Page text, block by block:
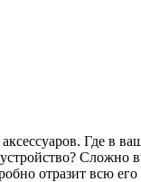
Где в
Сложно
отразит всю его